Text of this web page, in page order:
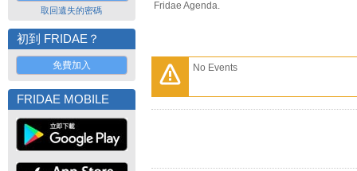
取回遺失的密碼
初到 FRIDAE？
免費加入
FRIDAE MOBILE
Fridae Agenda.
No Events